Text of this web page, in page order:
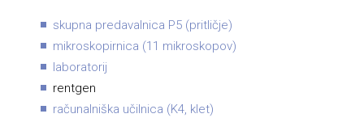
skupna predavalnica P5 (pritličje)
mikroskopirnica (11 mikroskopov)
laboratorij
rentgen
računalniška učilnica (K4, klet)